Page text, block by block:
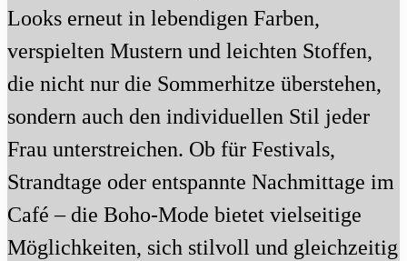
Looks erneut in lebendigen Farben,
verspielten Mustern und leichten Stoffen,
die nicht nur die Sommerhitze überstehen,
sondern auch den individuellen Stil jeder
Frau unterstreichen. Ob für Festivals,
Strandtage oder entspannte Nachmittage im
Café – die Boho-Mode bietet vielseitige
Möglichkeiten, sich stilvoll und gleichzeitig